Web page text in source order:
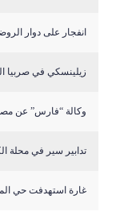
انفجار على دوار
زيلينسكي في صربيا
وكالة “فارس” عن
تدابير سير في محلة
غارة استهدفت حي